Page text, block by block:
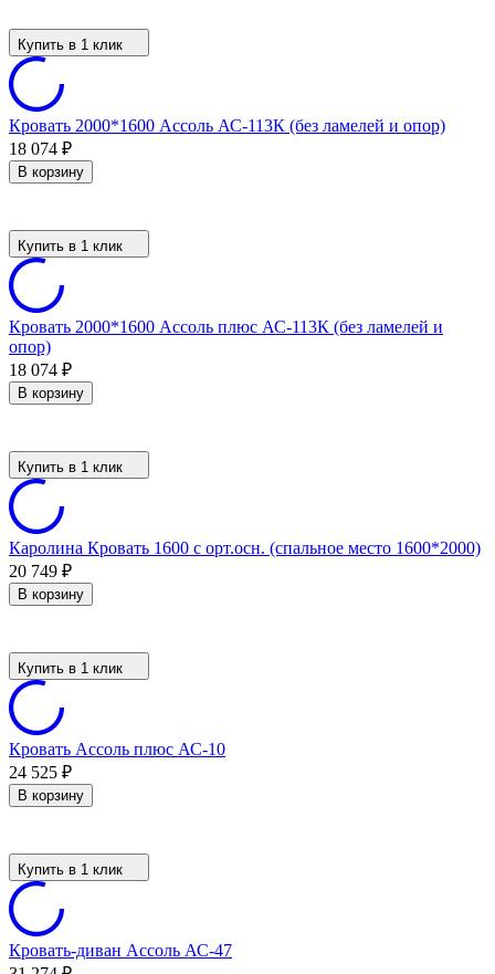
Купить в 1 клик
Кровать 2000*1600 Ассоль АС-113К (без ламелей и опор)
18 074 ₽
В корзину
Купить в 1 клик
Кровать 2000*1600 Ассоль плюс АС-113К (без ламелей и
опор)
18 074 ₽
В корзину
Купить в 1 клик
Каролина Кровать 1600 с орт.осн. (спальное место 1600*2000)
20 749 ₽
В корзину
Купить в 1 клик
Кровать Ассоль плюс АС-10
24 525 ₽
В корзину
Купить в 1 клик
Кровать-диван Ассоль АС-47